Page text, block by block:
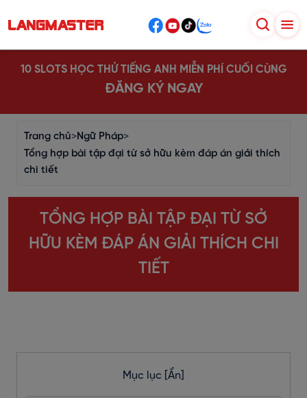
10 SLOTS HỌC THỬ TIẾNG ANH MIỄN PHÍ CUỐI CÙNG
ĐĂNG KÝ NGAY
Trang chủ>Ngữ Pháp>
Tổng hợp bài tập đại từ sở hữu kèm đáp án giải thích
chi tiết
TỔNG HỢP BÀI TẬP ĐẠI TỪ SỞ
HỮU KÈM ĐÁP ÁN GIẢI THÍCH CHI
TIẾT
Mục lục [Ẩn]